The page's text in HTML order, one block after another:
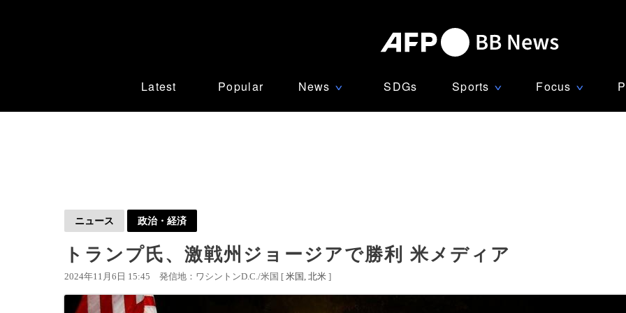
Latest Popular News ∨ SDGs Sports ∨ Focus ∨
ニュース 政治・経済
トランプ氏、激戦州ジョージアで勝利 米メディア
2024年11月6日 15:45 発信地：ワシントンD.C./米国 [ 米国 北米 ]